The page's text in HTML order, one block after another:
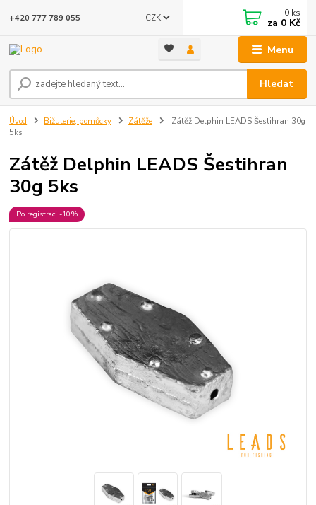
Menu
CZK
Hledat
+420 777 789 055 0 ks
za 0 Kč
Úvod Bižuterie, pomůcky Zátěže
Zátěž Delphin LEADS Šestihran 30g
5ks
Zátěž Delphin LEADS Šestihran
30g 5ks
Po registraci -10%